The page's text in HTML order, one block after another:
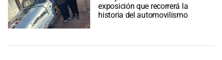
exposición que recorrerá la
historia del automovilismo